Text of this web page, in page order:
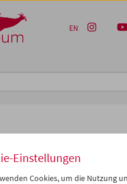
EN
Gäste
Einstellungen
Cookies, um die Nutzung